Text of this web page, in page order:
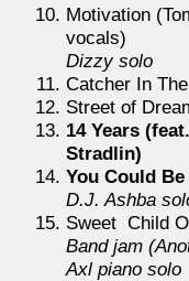
Motivation
vocals)
Dizzy solo
Catcher In
Street of
14 Years
Stradlin)
You Could
D.J. Ashba
Sweet Child
Band jam
Axl piano solo